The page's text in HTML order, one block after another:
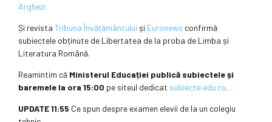
Arghezi
Și revista Tribuna Învățământului și Euronews confirmă
subiectele obținute de Libertatea de la proba de Limba și
Literatura Română.
Reamintim că Ministerul Educației publică subiectele și
baremele la ora 15:00 pe siteul dedicat subiecte.edu.ro.
UPDATE 11:55 Ce spun despre examen elevii de la un colegiu